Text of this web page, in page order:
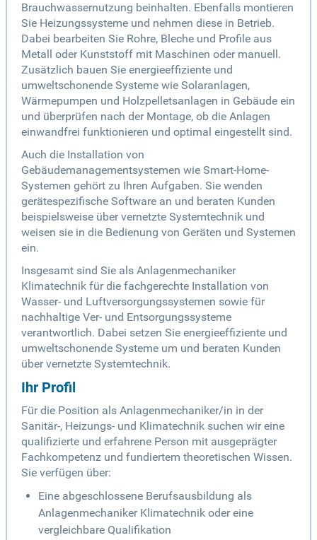
Brauchwassernutzung beinhalten. Ebenfalls montieren
Sie Heizungssysteme und nehmen diese in Betrieb.
Dabei bearbeiten Sie Rohre, Bleche und Profile aus
Metall oder Kunststoff mit Maschinen oder manuell.
Zusätzlich bauen Sie energieeffiziente und
umweltschonende Systeme wie Solaranlagen,
Wärmepumpen und Holzpelletsanlagen in Gebäude ein
und überprüfen nach der Montage, ob die Anlagen
einwandfrei funktionieren und optimal eingestellt sind.
Auch die Installation von
Gebäudemanagementsystemen wie Smart-Home-
Systemen gehört zu Ihren Aufgaben. Sie wenden
gerätespezifische Software an und beraten Kunden
beispielsweise über vernetzte Systemtechnik und
weisen sie in die Bedienung von Geräten und Systemen
ein.
Insgesamt sind Sie als Anlagenmechaniker
Klimatechnik für die fachgerechte Installation von
Wasser- und Luftversorgungssystemen sowie für
nachhaltige Ver- und Entsorgungssysteme
verantwortlich. Dabei setzen Sie energieeffiziente und
umweltschonende Systeme um und beraten Kunden
über vernetzte Systemtechnik.
Ihr Profil
Für die Position als Anlagenmechaniker/in in der
Sanitär-, Heizungs- und Klimatechnik suchen wir eine
qualifizierte und erfahrene Person mit ausgeprägter
Fachkompetenz und fundiertem theoretischen Wissen.
Sie verfügen über:
Eine abgeschlossene Berufsausbildung als
Anlagenmechaniker Klimatechnik oder eine
vergleichbare Qualifikation